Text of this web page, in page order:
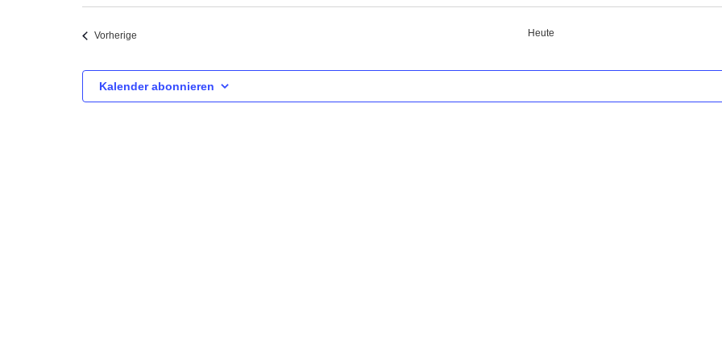
Datum
Vorherige Heute
Kalender abonnieren